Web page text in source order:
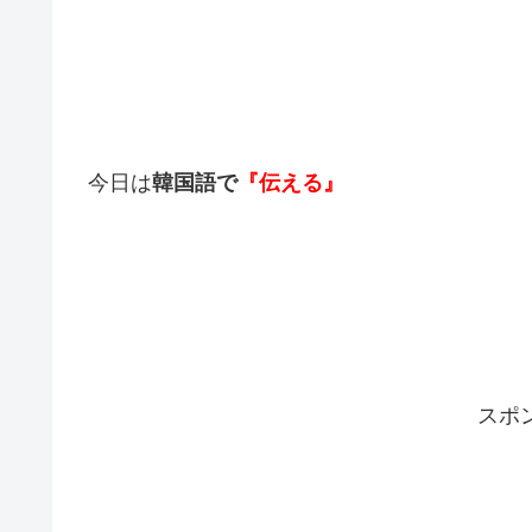
今日は韓国語で『伝える』
スポ